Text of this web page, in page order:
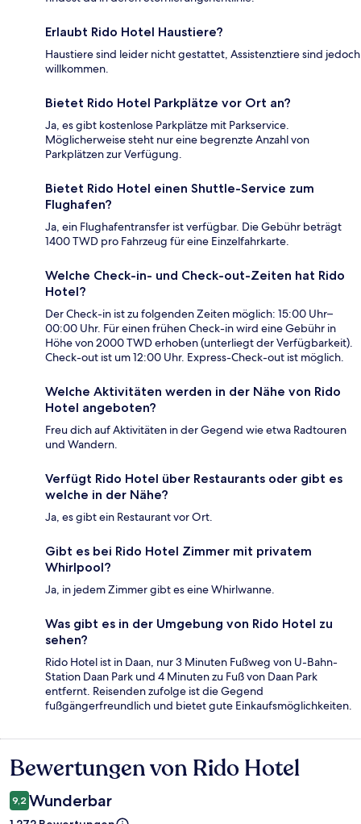
Erlaubt Rido Hotel Haustiere?
Haustiere sind leider nicht gestattet, Assistenztiere sind jedoch
willkommen.
Bietet Rido Hotel Parkplätze vor Ort an?
Ja, es gibt kostenlose Parkplätze mit Parkservice.
Möglicherweise steht nur eine begrenzte Anzahl von
Parkplätzen zur Verfügung.
Bietet Rido Hotel einen Shuttle-Service zum
Flughafen?
Ja, ein Flughafentransfer ist verfügbar. Die Gebühr beträgt
1400 TWD pro Fahrzeug für eine Einzelfahrkarte.
Welche Check-in- und Check-out-Zeiten hat Rido
Hotel?
Der Check-in ist zu folgenden Zeiten möglich: 15:00 Uhr–
00:00 Uhr. Für einen frühen Check-in wird eine Gebühr in
Höhe von 2000 TWD erhoben (unterliegt der Verfügbarkeit).
Check-out ist um 12:00 Uhr. Express-Check-out ist möglich.
Welche Aktivitäten werden in der Nähe von Rido
Hotel angeboten?
Freu dich auf Aktivitäten in der Gegend wie etwa Radtouren
und Wandern.
Verfügt Rido Hotel über Restaurants oder gibt es
welche in der Nähe?
Ja, es gibt ein Restaurant vor Ort.
Gibt es bei Rido Hotel Zimmer mit privatem
Whirlpool?
Ja, in jedem Zimmer gibt es eine Whirlwanne.
Was gibt es in der Umgebung von Rido Hotel zu
sehen?
Rido Hotel ist in Daan, nur 3 Minuten Fußweg von U-Bahn-
Station Daan Park und 4 Minuten zu Fuß von Daan Park
entfernt. Reisenden zufolge ist die Gegend
fußgängerfreundlich und bietet gute Einkaufsmöglichkeiten.
Bewertungen
Bewertungen von Rido Hotel
9,2 Wunderbar